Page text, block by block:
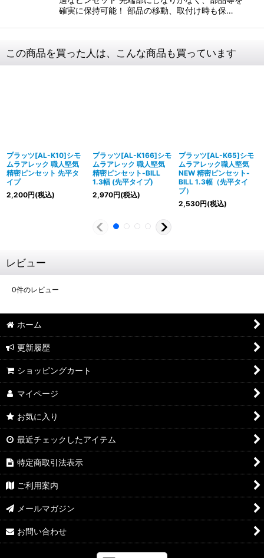
確実に保持可能！ 部品の移動、取付け時も保…
この商品を買った人は、こんな商品も買っています
プラッツ[AL-K10]シモ
ムラアレック 職人堅気
精密ピンセット 先平タ
イプ
2,200円(税込)
プラッツ[AL-K166]シモ
ムラアレック 職人堅気
精密ピンセット-BILL
1.3幅 (先平タイプ)
2,970円(税込)
プラッツ[AL-K65]シモ
ムラアレック職人堅気
NEW 精密ピンセット-
BILL 1.3幅（先平タイ
プ）
2,530円(税込)
レビュー
0件のレビュー
ホーム
更新履歴
ショッピングカート
マイページ
お気に入り
最近チェックしたアイテム
特定商取引法表示
ご利用案内
メールマガジン
お問い合わせ